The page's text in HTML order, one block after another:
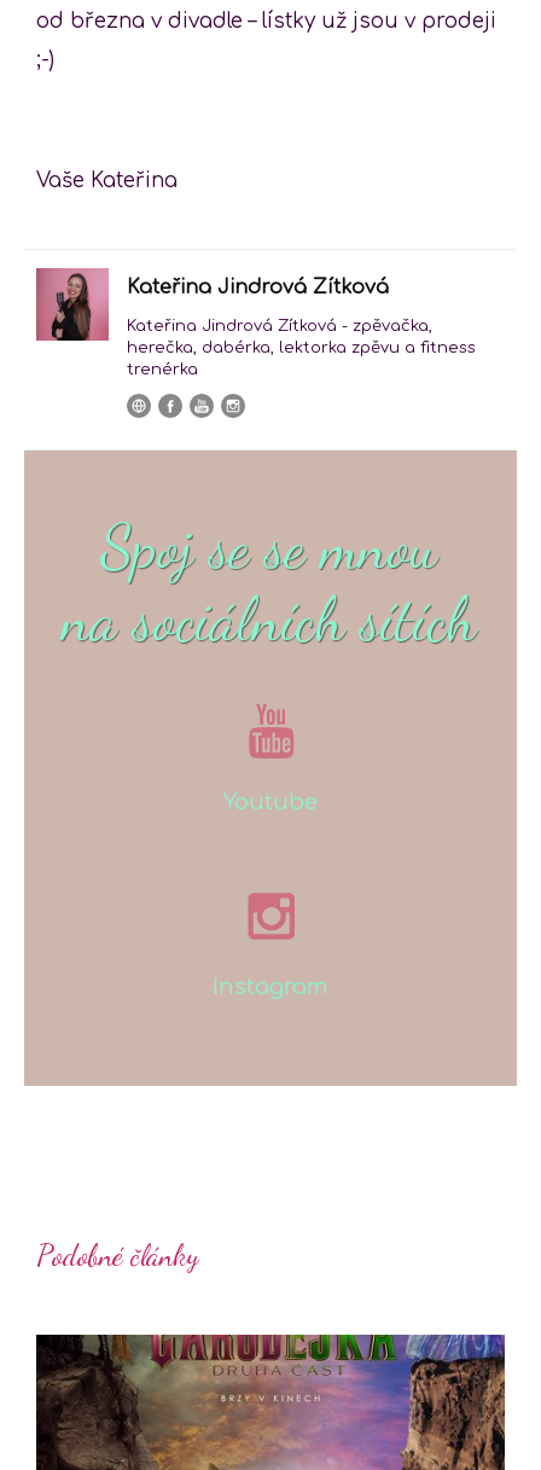
od března v divadle – lístky už jsou v prodeji
;-)
Vaše Kateřina
Kateřina Jindrová Zítková
Kateřina Jindrová Zítková - zpěvačka,
herečka, dabérka, lektorka zpěvu a fitness
trenérka
Spoj se se mnou
na sociálních sítích
Youtube
Instagram
Podobné články